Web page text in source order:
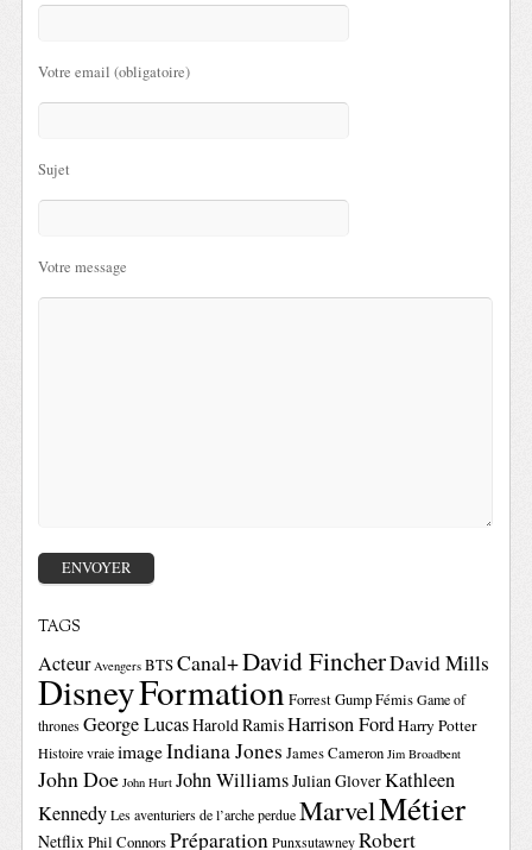
Votre email (obligatoire)
Sujet
Votre message
TAGS
Acteur Avengers BTSCanal+David FincherDavid Mills
DisneyFormationForrest GumpFémis Game of
thrones George LucasHarold RamisHarrison FordHarry Potter
Histoire vraie imageIndiana Jones James Cameron Jim Broadbent
John Doe John Hurt John WilliamsJulian GloverKathleen
Kennedy Les aventuriers de l’arche perdue MarvelMétier
NetflixPhil ConnorsPréparation Punxsutawney Robert